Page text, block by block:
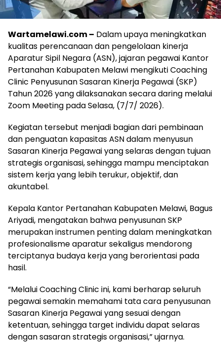
Wartamelawi.com – Dalam upaya meningkatkan
kualitas perencanaan dan pengelolaan kinerja
Aparatur Sipil Negara (ASN), jajaran pegawai Kantor
Pertanahan Kabupaten Melawi mengikuti Coaching
Clinic Penyusunan Sasaran Kinerja Pegawai (SKP)
Tahun 2026 yang dilaksanakan secara daring melalui
Zoom Meeting pada Selasa, (7/7/ 2026).
Kegiatan tersebut menjadi bagian dari pembinaan
dan penguatan kapasitas ASN dalam menyusun
Sasaran Kinerja Pegawai yang selaras dengan tujuan
strategis organisasi, sehingga mampu menciptakan
sistem kerja yang lebih terukur, objektif, dan
akuntabel.
Kepala Kantor Pertanahan Kabupaten Melawi, Bagus
Ariyadi, mengatakan bahwa penyusunan SKP
merupakan instrumen penting dalam meningkatkan
profesionalisme aparatur sekaligus mendorong
terciptanya budaya kerja yang berorientasi pada
hasil.
“Melalui Coaching Clinic ini, kami berharap seluruh
pegawai semakin memahami tata cara penyusunan
Sasaran Kinerja Pegawai yang sesuai dengan
ketentuan, sehingga target individu dapat selaras
dengan sasaran strategis organisasi,” ujarnya.